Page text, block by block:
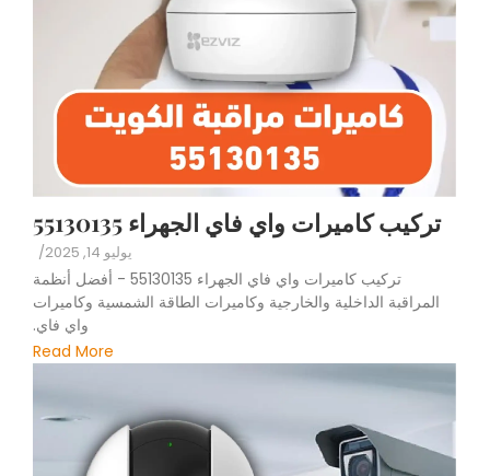
تركيب كاميرات واي فاي الجهراء 55130135
يوليو 14, 2025 /
تركيب كاميرات واي فاي الجهراء 55130135 - أفضل أنظمة
المراقبة الداخلية والخارجية وكاميرات الطاقة الشمسية وكاميرات
واي فاي.
Read More